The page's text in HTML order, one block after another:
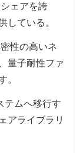
ェアを誇
している。
性の高いネ
量子耐性ファ
。
テムへ移行す
アライブラリ